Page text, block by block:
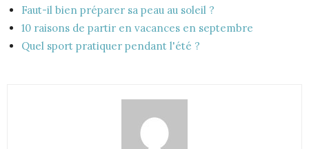
Faut-il bien préparer sa peau au soleil ?
10 raisons de partir en vacances en septembre
Quel sport pratiquer pendant l'été ?